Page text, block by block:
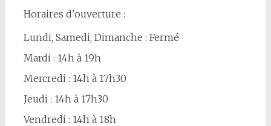
Horaires d'ouverture :
Lundi, Samedi, Dimanche : Fermé
Mardi : 14h à 19h
Mercredi : 14h à 17h30
Jeudi : 14h à 17h30
Vendredi : 14h à 18h